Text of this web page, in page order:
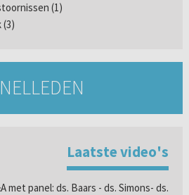
(1)
(3)
Laatste video's
met panel: ds. Baars - ds. Simons- ds.